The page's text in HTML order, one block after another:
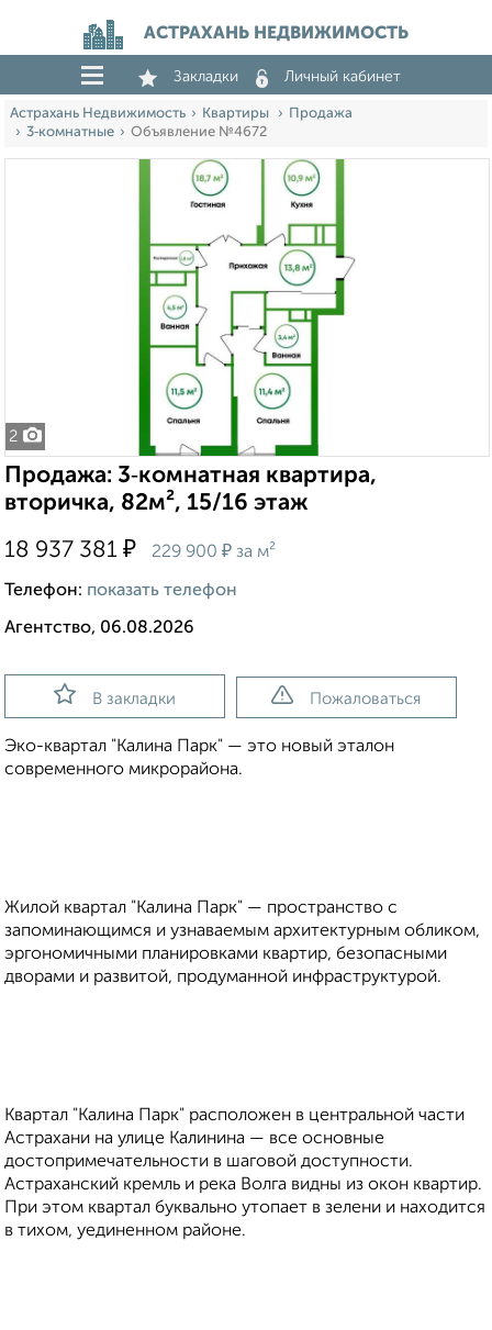
АСТРАХАНЬ НЕДВИЖИМОСТЬ
Закладки Личный кабинет
Астрахань Недвижимость Квартиры
Продажа
3‑комнатные
Объявление №4672
2
Продажа: 3‑комнатная квартира,
вторичка, 82м², 15/16 этаж
18 937 381 ₽ 229 900 ₽ за м²
Телефон: показать телефон
Агентство, 06.08.2026
В закладки Пожаловаться
Эко-квартал "Калина Парк" — это новый эталон
современного микрорайона.
Жилой квартал "Калина Парк" — пространство с
запоминающимся и узнаваемым архитектурным обликом,
эргономичными планировками квартир, безопасными
дворами и развитой, продуманной инфраструктурой.
Квартал "Калина Парк" расположен в центральной части
Астрахани на улице Калинина — все основные
достопримечательности в шаговой доступности.
Астраханский кремль и река Волга видны из окон квартир.
При этом квартал буквально утопает в зелени и находится
в тихом, уединенном районе.